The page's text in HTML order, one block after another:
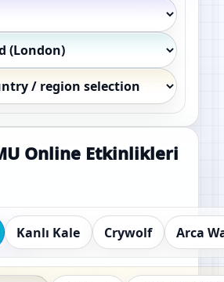
(optional)
Online Etkinlikleri
Kanlı Kale Crywolf Arca